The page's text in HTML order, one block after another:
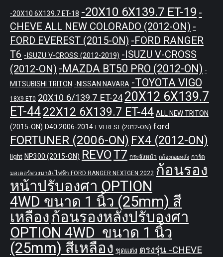
-20X10 6X139.7 ET-18 -20X10 6X139.7 ET-19 -
CHEVE ALL NEW COLORADO (2012-ON) -
FORD EVEREST (2015-ON) -FORD RANGER
T6 -ISUZU V-CROSS (2012-2019) -ISUZU V-CROSS
(2012-ON) -MAZDA BT50 PRO (2012-ON) -
MITSUBISHI TRITON -NISSAN NAVARA -TOYOTA VIGO
18X9 ET0 20X10 6/139.7 ET-24 20X12 6X139.7
ET-4422X12 6X139.7 ET-44 ALL NEW TRITON
(2015-ON) D40 2006-2014 EVEREST (2012-ON) ford
FORTUNER (2006-ON) FX4 (2012-ON)
light NP300 (2015-ON) REVOT7 กระจังหน้า กล้องถอยหลัง การ์ด
มอเตอร์พวงมาลัยไฟฟ้า FORD RANGER NEXTGEN 2022 ก้อนรอง
หน้าปรับองศา OPTION
4WD ขนาด 1 นิ้ว (25mm) สี
เหลือง ก้อนรองหลังปรับองศา
OPTION 4WD ขนาด 1 นิ้ว
(25mm) สีเหลือง ชุดแต่ง ตรงรุ่น -CHEVE